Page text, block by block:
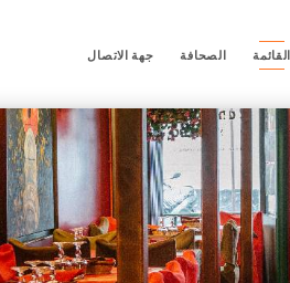
القائمة الصحافة جهة الاتصال